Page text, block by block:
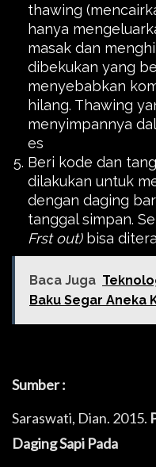
thawing
hanya
masak dan
dibekukan yang
menyebabkan
hilang. Thawing
menyimpannya
es
Beri kode dan
dilakukan untuk
dengan daging
tanggal simpan.
Frst out)bisa
Baca Juga
Baku Segar Aneka
Sumber :
Saraswati, Dian. 2015.
Daging Sapi Pada